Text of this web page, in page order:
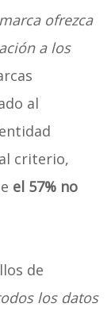
ofrezca
a los
al
criterio,
el 57% no
de
los datos